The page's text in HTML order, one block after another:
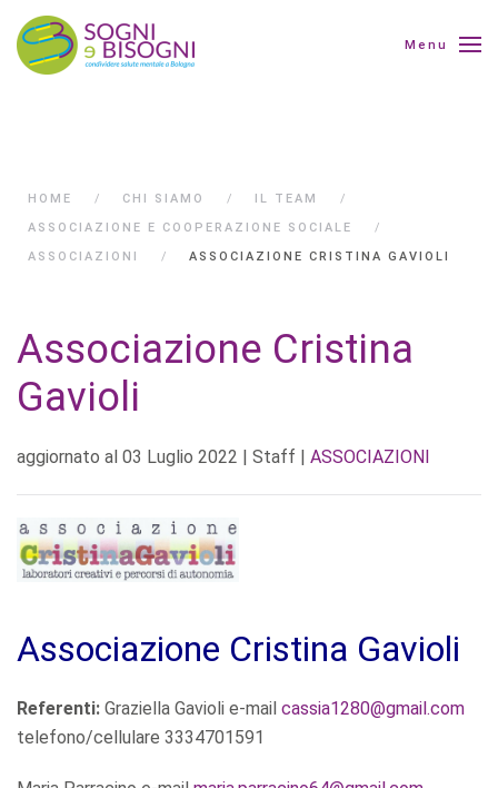
Menu
HOME CHI SIAMO
IL TEAM
ASSOCIAZIONE E COOPERAZIONE SOCIALE
ASSOCIAZIONI
ASSOCIAZIONE CRISTINA GAVIOLI
Associazione Cristina
Gavioli
aggiornato al 03 Luglio 2022 | Staff | ASSOCIAZIONI
Associazione Cristina Gavioli
Referenti: Graziella Gavioli e-mail cassia1280@gmail.com
telefono/cellulare 3334701591